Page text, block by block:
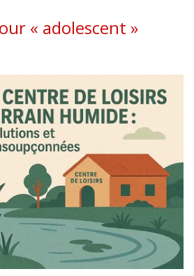
« adolescent »